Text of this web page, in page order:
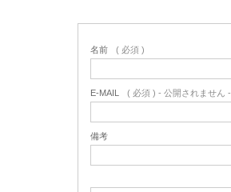
名前 ( 必須 )
E-MAIL ( 必須 ) - 公開されません -
備考